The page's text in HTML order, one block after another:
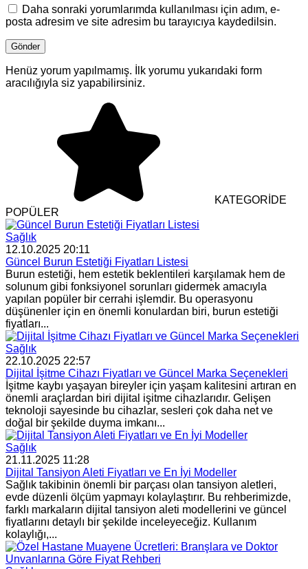
Daha sonraki yorumlarımda kullanılması için adım, e-
posta adresim ve site adresim bu tarayıcıya kaydedilsin.
Henüz yorum yapılmamış. İlk yorumu yukarıdaki form
aracılığıyla siz yapabilirsiniz.
KATEGORİDE
POPÜLER
Sağlık
12.10.2025 20:11
Güncel Burun Estetiği Fiyatları Listesi
Burun estetiği, hem estetik beklentileri karşılamak hem de
solunum gibi fonksiyonel sorunları gidermek amacıyla
yapılan popüler bir cerrahi işlemdir. Bu operasyonu
düşünenler için en önemli konulardan biri, burun estetiği
fiyatları...
Sağlık
22.10.2025 22:57
Dijital İşitme Cihazı Fiyatları ve Güncel Marka Seçenekleri
İşitme kaybı yaşayan bireyler için yaşam kalitesini artıran en
önemli araçlardan biri dijital işitme cihazlarıdır. Gelişen
teknoloji sayesinde bu cihazlar, sesleri çok daha net ve
doğal bir şekilde duyma imkanı...
Sağlık
21.11.2025 11:28
Dijital Tansiyon Aleti Fiyatları ve En İyi Modeller
Sağlık takibinin önemli bir parçası olan tansiyon aletleri,
evde düzenli ölçüm yapmayı kolaylaştırır. Bu rehberimizde,
farklı markaların dijital tansiyon aleti modellerini ve güncel
fiyatlarını detaylı bir şekilde inceleyeceğiz. Kullanım
kolaylığı,...